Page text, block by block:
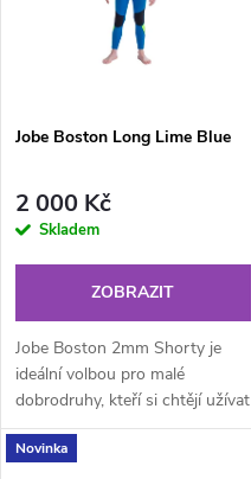
Jobe Boston Long Lime Blue
2 000 Kč
Skladem
ZOBRAZIT
Jobe Boston 2mm Shorty je
ideální volbou pro malé
dobrodruhy, kteří si chtějí užívat
vodní sporty v maximálním
pohodlí! Tento plně strečový...
Novinka